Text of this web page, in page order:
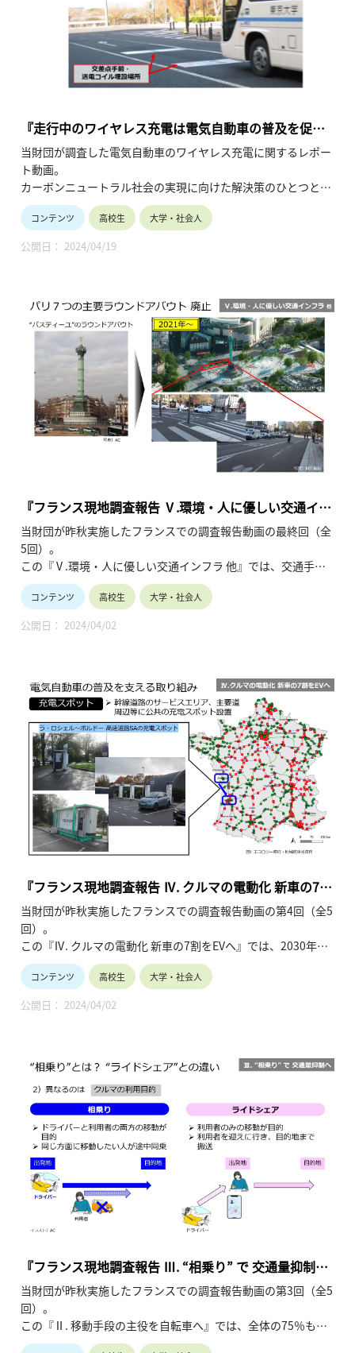
・講師名、講師所属：杉村 美紀、上智大学 副学長
※所属・役職は登壇当時のものです。
・動画の長さ：42:36
・シリーズ名：2016年度「世界の中の日本、日本の中の世
界：「国内で実施する国際研修」の挑戦」
『走行中のワイヤレス充電は電気自動車の普及を促進
するか？』
当財団が調査した電気自動車のワイヤレス充電に関するレポー
ト動画。
カーボンニュートラル社会の実現に向けた解決策のひとつとさ
れている電気自動車の普及の現状や課題を整理しながら、”長
時間充電”問題の解消に向けた取組を解説しています。
（令和6年4月公開、17分31秒）
コンテンツ 高校生 大学・社会人
公開日： 2024/04/19
『フランス現地調査報告 Ⅴ.環境・人に優しい交通イン
フラ 他』
当財団が昨秋実施したフランスでの調査報告動画の最終回（全
5回）。
この『Ⅴ.環境・人に優しい交通インフラ 他』では、交通手段
の中心を従来のクルマから、徒歩や自転車・キックボード等環
境を優先した移動手段へと移行させるためのインフラ整備の事
例（「ラウンドアバウト」の廃止、新鉄道網の建設 他）を紹介
しています。（令和6年3月公開、9分17秒）
コンテンツ 高校生 大学・社会人
公開日： 2024/04/02
『フランス現地調査報告 Ⅳ. クルマの電動化 新車の7割
をEVへ』
当財団が昨秋実施したフランスでの調査報告動画の第4回（全5
回）。
この『Ⅳ. クルマの電動化 新車の7割をEVへ』では、2030年に
新車販売に占める電気自動車の割合を「66％」まで引き上げる
ことを目標とする背景、その達成に向けた施策に焦点を当てて
います。（令和6年3月公開、12分10秒）
コンテンツ 高校生 大学・社会人
公開日： 2024/04/02
『フランス現地調査報告 Ⅲ. “相乗り” で 交通量抑制
へ』
当財団が昨秋実施したフランスでの調査報告動画の第3回（全5
回）。
この『Ⅱ. 移動手段の主役を自転車へ』では、全体の75％も占
める一人乗車のクルマを減らす施策である「相乗り」の定義